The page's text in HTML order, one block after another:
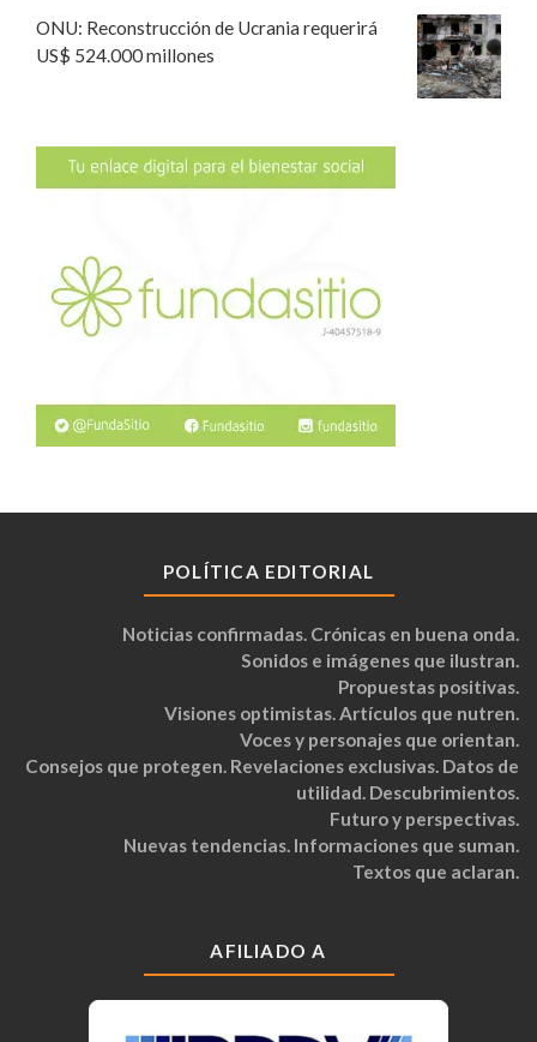
ONU: Reconstrucción de Ucrania requerirá
US$ 524.000 millones
POLÍTICA EDITORIAL
Noticias confirmadas. Crónicas en buena onda.
Sonidos e imágenes que ilustran.
Propuestas positivas.
Visiones optimistas. Artículos que nutren.
Voces y personajes que orientan.
Consejos que protegen. Revelaciones exclusivas. Datos de
utilidad. Descubrimientos.
Futuro y perspectivas.
Nuevas tendencias. Informaciones que suman.
Textos que aclaran.
AFILIADO A